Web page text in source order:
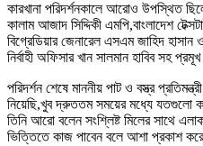
কারখানা পরিদর্শনকালে আরোও উপস্থিত
কালাম আজাদ সিদ্দিকী এমপি,বাংলাদেশ
বিগ্রেডিয়ার জেনারেল এসএম জাহিদ
নির্বাহী অফিসার খান সালমান হাবিব সহ
পরিদর্শন শেষে মাননীয় পাট ও বস্ত্র
নিয়েছি,খুব দ্রুততম সময়ের মধ্যে যতগুলো
তিনি আরো বলেন সংশ্লিষ্ট মিলের সাথে
ভিত্তিতে কাজ পাবেন বলে আশা প্রকাশ